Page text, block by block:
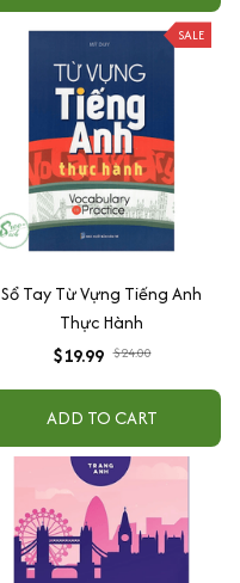
SALE
Sổ Tay Từ Vựng Tiếng Anh
Thực Hành
$19.99 $24.00
ADD TO CART